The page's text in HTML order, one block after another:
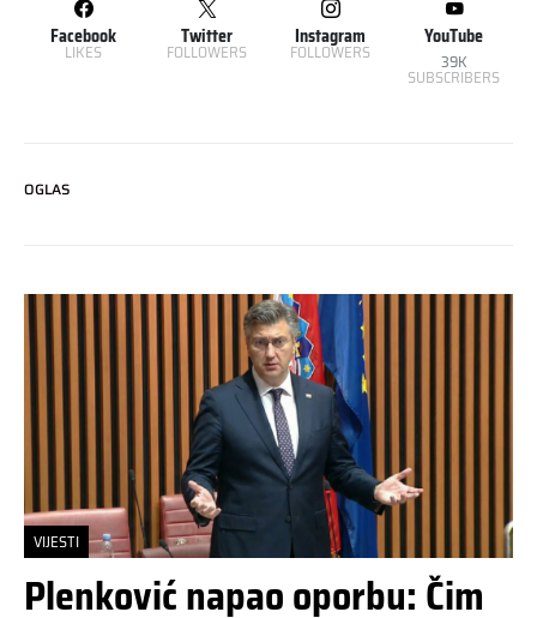
Facebook
LIKES
Twitter
FOLLOWERS
Instagram
FOLLOWERS
YouTube
39K
SUBSCRIBERS
OGLAS
VIJESTI
Plenković napao oporbu: Čim